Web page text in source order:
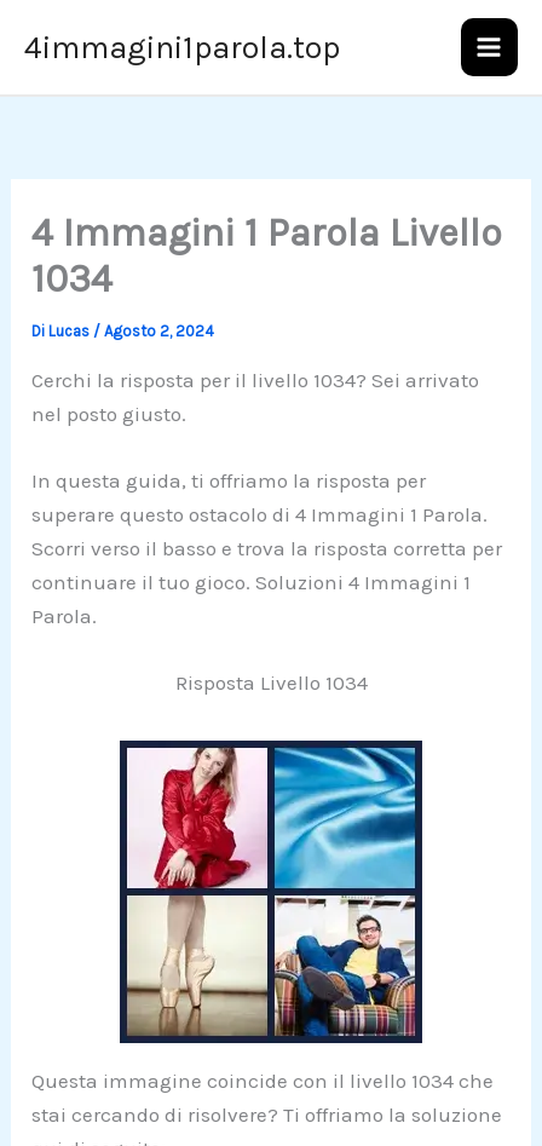
4immagini1parola.top
4 Immagini 1 Parola Livello
1034
DiLucas /Agosto 2, 2024
Cerchi la risposta per il livello 1034? Sei arrivato
nel posto giusto.
In questa guida, ti offriamo la risposta per
superare questo ostacolo di 4 Immagini 1 Parola.
Scorri verso il basso e trova la risposta corretta per
continuare il tuo gioco. Soluzioni 4 Immagini 1
Parola.
Risposta Livello 1034
Questa immagine coincide con il livello 1034 che
stai cercando di risolvere? Ti offriamo la soluzione